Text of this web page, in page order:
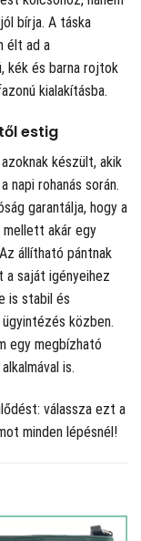
bírja. A táska
élt ad a
kék és barna rojtok
kialakításba.
estig
készült, akik
napi rohanás során.
garantálja, hogy a
akár egy
állítható pántnak
a saját igényeihez
is stabil és
közben.
egy megbízható
is.
válassza ezt a
minden lépésnél!